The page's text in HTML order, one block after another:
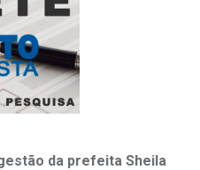
da prefeita Sheila